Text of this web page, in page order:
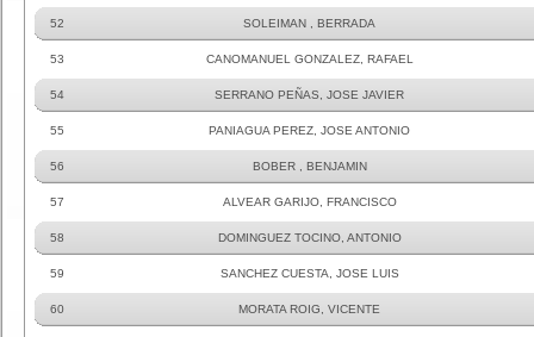
52 SOLEIMAN , BERRADA
53 CANOMANUEL GONZALEZ, RAFAEL
54 SERRANO PEÑAS, JOSE JAVIER
55 PANIAGUA PEREZ, JOSE ANTONIO
56 BOBER , BENJAMIN
57 ALVEAR GARIJO, FRANCISCO
58 DOMINGUEZ TOCINO, ANTONIO
59 SANCHEZ CUESTA, JOSE LUIS
60 MORATA ROIG, VICENTE